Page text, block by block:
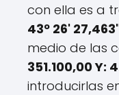
con ella es a
43º 26'
medio de las
351.100,00 Y:
introducirlas